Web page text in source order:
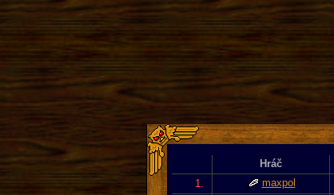
Hráč
1.
maxpol